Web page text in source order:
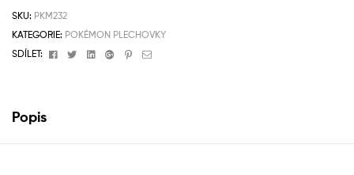
SKU: PKM232
KATEGORIE: POKÉMON PLECHOVKY
SDÍLET:
FacebookTwitterLinkedinGoogle+Pinterest
Email
Popis